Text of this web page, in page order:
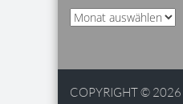
Unser
COPYRIGHT © 2026